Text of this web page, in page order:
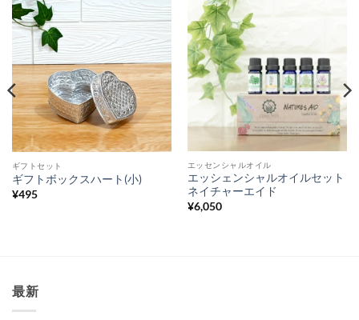
ギフトセット
ギフトボックスハート(小)
¥495
エッセンシャルオイル
エッシェンシャルオイルセット
ネイチャーエイド
¥6,050
最新